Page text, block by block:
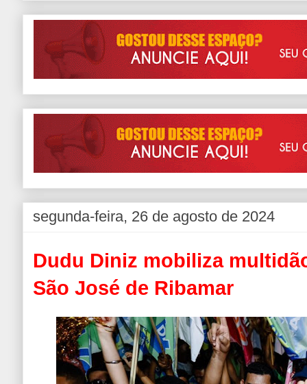
segunda-feira, 26 de agosto de 2024
Dudu Diniz mobiliza
São José de Ribamar